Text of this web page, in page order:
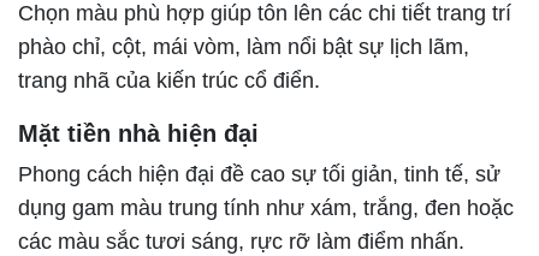
Chọn màu phù hợp giúp tôn lên các chi tiết trang trí
phào chỉ, cột, mái vòm, làm nổi bật sự lịch lãm,
trang nhã của kiến trúc cổ điển.
Mặt tiền nhà hiện đại
Phong cách hiện đại đề cao sự tối giản, tinh tế, sử
dụng gam màu trung tính như xám, trắng, đen hoặc
các màu sắc tươi sáng, rực rỡ làm điểm nhấn.